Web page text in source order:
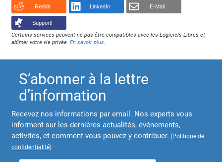
Reddit LinkedIn E-Mail
Support!
Certains services peuvent ne pas être compatibles avec les Logiciels Libres et
abîmer votre vie privée.En savoir plus.
S’abonner à la lettre
d’information
Recevez nos informations par email. Nos experts vous
informent sur les dernières actualités, événements,
activités, et comment vous pouvez y contribuer. (Politique de
confidentialité)